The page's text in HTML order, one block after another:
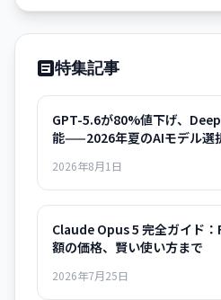
特集記事
GPT-5.6が80%値下げ、
能——2026年夏のAIモデル選
2026年8月1日
Claude Opus 5 完全ガイド
額の価格、賢い使い方まで
2026年7月25日